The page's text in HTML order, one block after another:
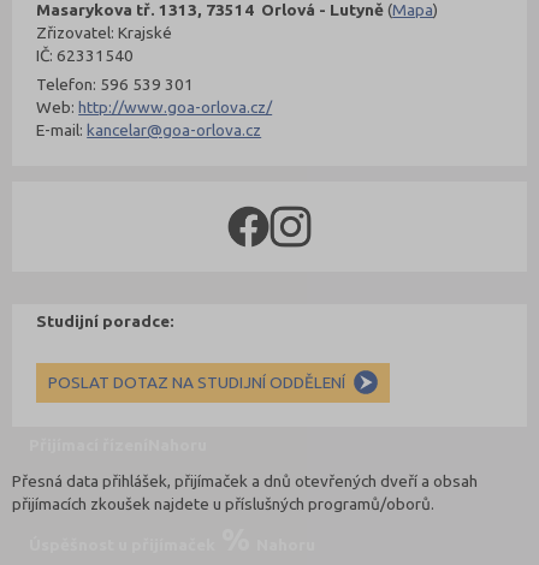
Masarykova tř. 1313, 73514 Orlová - Lutyně(Mapa)
Zřizovatel: Krajské
IČ: 62331540
Telefon: 596 539 301
Web:http://www.goa-orlova.cz/
E-mail:kancelar@goa-orlova.cz
Studijní poradce:
POSLAT DOTAZ NA STUDIJNÍ ODDĚLENÍ
Přesná data přihlášek, přijímaček a dnů otevřených dveří a obsah
přijímacích zkoušek najdete u příslušných programů/oborů.